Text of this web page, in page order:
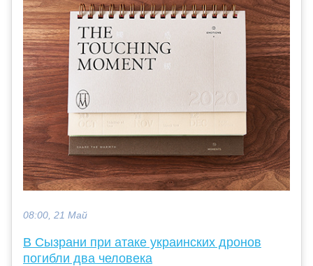
08:00, 21 Май
В Сызрани при атаке украинских дронов
погибли два человека